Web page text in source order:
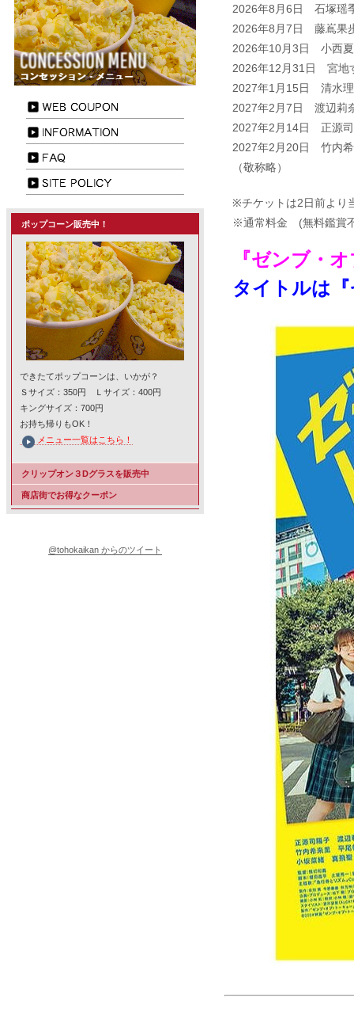
2026年8月6日 石塚
2026年8月7日 藤嶌
2026年10月3日 小西
2026年12月31日 宮
2027年1月15日 清水
2027年2月7日 渡辺
2027年2月14日 正源
2027年2月20日 竹内
（敬称略）
※チケットは2日前より
※通常料金 (無料鑑賞
『ゼンブ・
タイトルは
ポップコーン販売中！
できたてポップコーンは、いかが？
Ｓサイズ：350円 Ｌサイズ：400円
キングサイズ：700円
お持ち帰りもOK！
メニュー一覧はこちら！
クリップオン３Dグラスを販売中
商店街でお得なクーポン
@tohokaikan からのツイート